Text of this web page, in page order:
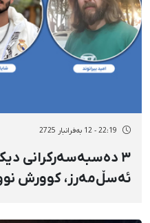
22:19 - 12 بەفرانبار 2725
٣ دەسبەسەرکرانی
ئەسڵ‌مەرز، کوورش